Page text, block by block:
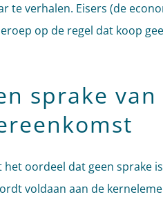
te verhalen. Eisers (de
op de regel dat koop
sprake van
oordeel dat geen sprake
voldaan aan de